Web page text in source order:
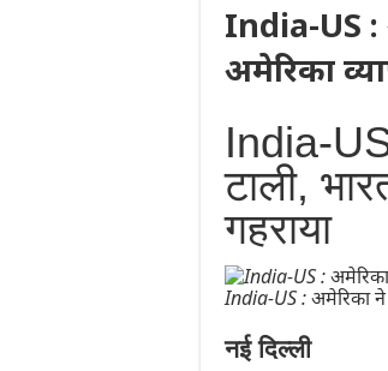
India-US :
अमेरिका
India-
टाली,
गहराया
India-US : अमेरिका ने
नई दिल्ली